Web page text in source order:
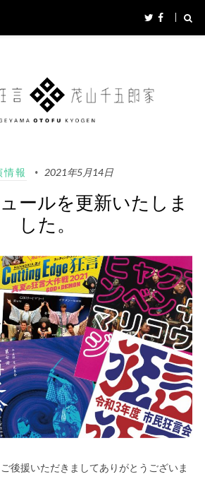
情報 2021年5月14日
ールを更新いたしま
した。
後援いただきましてありがとうございま